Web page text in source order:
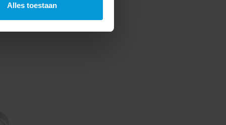
Alles toestaan